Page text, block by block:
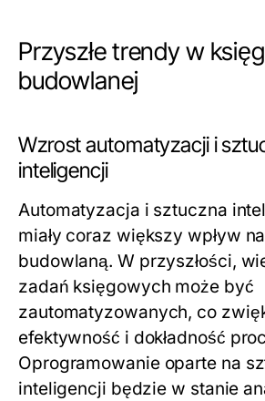
Przyszłe trendy w
budowlanej
Wzrost automatyzacji i
inteligencji
Automatyzacja i sztuczna
miały coraz większy wpływ
budowlaną. W przyszłości,
zadań księgowych może być
zautomatyzowanych, co
efektywność i dokładność
Oprogramowanie oparte na
inteligencji będzie w stanie